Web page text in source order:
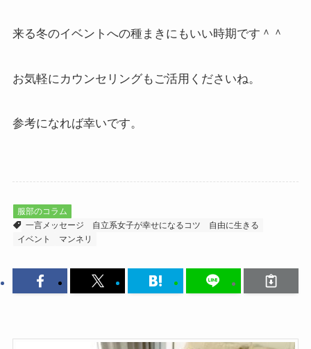
来る冬のイベントへの種まきにもいい時期です＾＾
お気軽にカウンセリングもご活用くださいね。
参考になれば幸いです。
服部のコラム
一言メッセージ
自立系女子が幸せになるコツ
自由に生きる
イベント
マンネリ